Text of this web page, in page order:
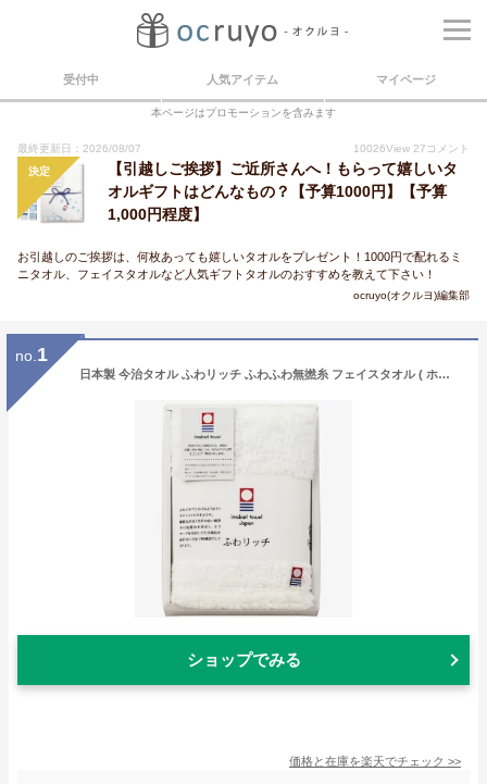
受付中 人気アイテム マイページ
本ページはプロモーションを含みます
最終更新日：2026/08/07 10026View 27 コメント
決定
【引越しご挨拶】ご近所さんへ！もらって嬉しいタ
オルギフトはどんなもの？【予算1000円】【予算
1,000円程度】
お引越しのご挨拶は、何枚あっても嬉しいタオルをプレゼント！1000円で配れるミ
ニタオル、フェイスタオルなど人気ギフトタオルのおすすめを教えて下さい！
ocruyo(オクルヨ)編集部
no. 1
日本製 今治タオル ふわリッチ ふわふわ無撚糸 フェイスタオル ( ホワイト ) [ ギフト箱入 ] 人気 ギフト 御祝 結婚祝 出産祝 新築祝 結婚内祝 出産内祝 新築内祝 各種内祝 快気祝 粗品 景品 記念品 歳祝 法事引出物 香典返し 引越しのご挨拶
ショップでみる
価格と在庫を楽天でチェック >>